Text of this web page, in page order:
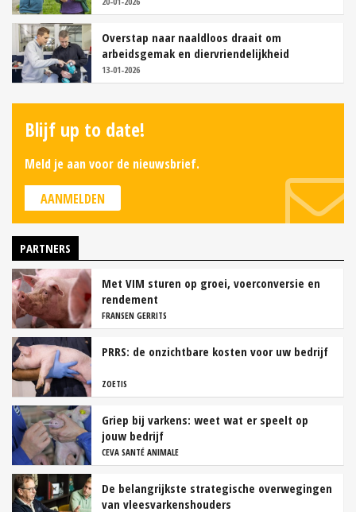
Overstap naar naaldloos draait om
arbeidsgemak en diervriendelijkheid
13-01-2026
Blijf up to date!
Meld je aan voor de nieuwsbrief.
AANMELDEN
PARTNERS
Met VIM sturen op groei, voerconversie en
rendement
FRANSEN GERRITS
PRRS: de onzichtbare kosten voor uw bedrijf
ZOETIS
Griep bij varkens: weet wat er speelt op
jouw bedrijf
CEVA SANTÉ ANIMALE
De belangrijkste strategische overwegingen
van vleesvarkenshouders